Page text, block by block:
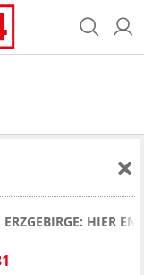
ERZGEBIRGE: HIER